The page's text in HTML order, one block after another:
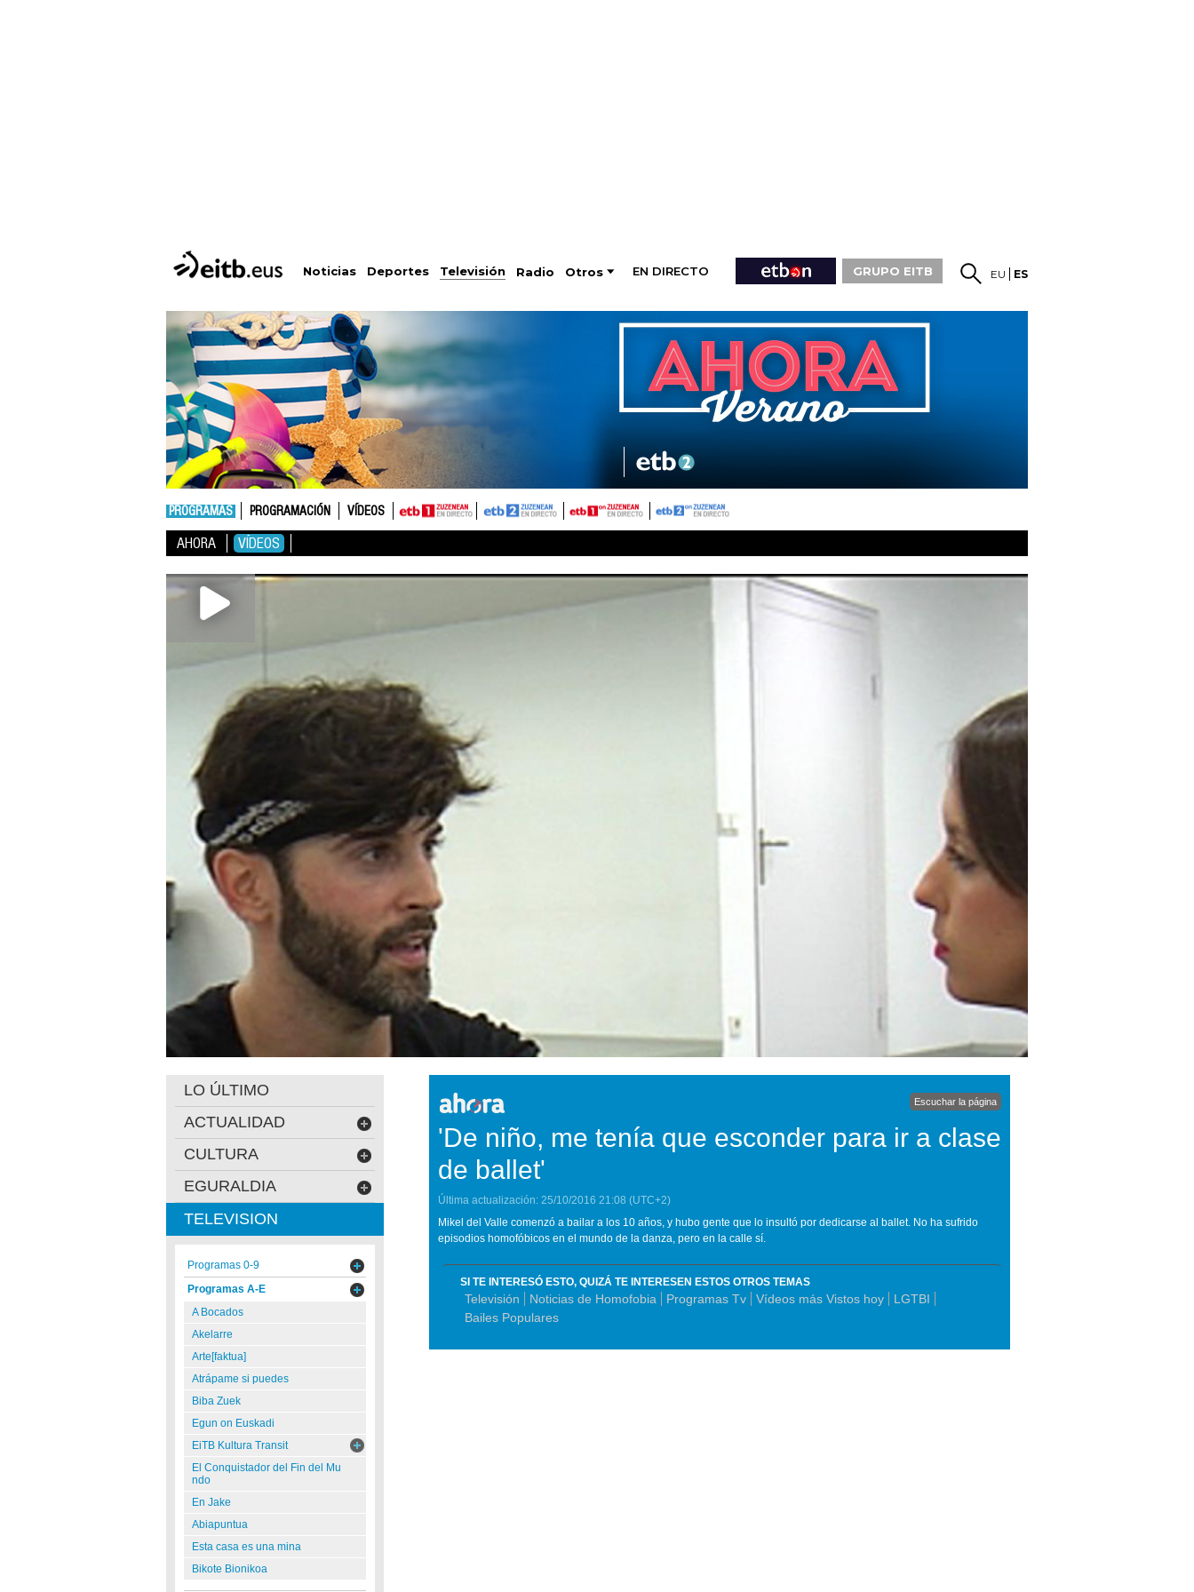
Noticias Deportes Televisión Radio Otros EN DIRECTO GRUPO EITB EU ES
PROGRAMAS PROGRAMACIÓN VÍDEOS
AHORA VÍDEOS
Escuchar la página
'De niño, me tenía que esconder para ir a clase
de ballet'
Última actualización: 25/10/2016 21:08 (UTC+2)
Mikel del Valle comenzó a bailar a los 10 años, y hubo gente que lo insultó por dedicarse al ballet. No ha sufrido
episodios homofóbicos en el mundo de la danza, pero en la calle sí.
SI TE INTERESÓ ESTO, QUIZÁ TE INTERESEN ESTOS OTROS TEMAS
Televisión Noticias de Homofobia Programas Tv Vídeos más Vistos hoy
LGTBI
Bailes Populares
LO ÚLTIMO
ACTUALIDAD
CULTURA
EGURALDIA
TELEVISION
Programas 0-9
Programas A-E
A Bocados
Akelarre
Arte[faktua]
Atrápame si puedes
Biba Zuek
Egun on Euskadi
EiTB Kultura Transit
El Conquistador del Fin del Mu
ndo
En Jake
Abiapuntua
Esta casa es una mina
Bikote Bionikoa